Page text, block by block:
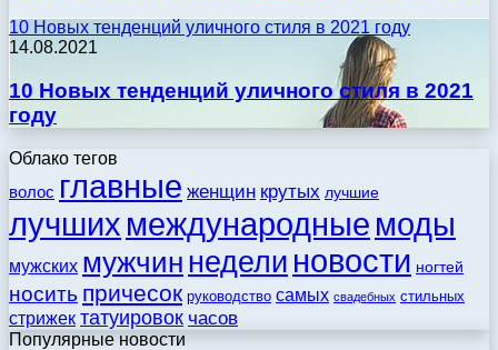
10 Новых тенденций уличного стиля в 2021 году
14.08.2021
10 Новых тенденций уличного стиля в 2021
году
Облако тегов
волос главные женщин крутых лучшие
лучших международные моды
мужских мужчин недели новости ногтей
носить причесок руководство самых свадебных стильных
стрижек татуировок часов
Популярные новости